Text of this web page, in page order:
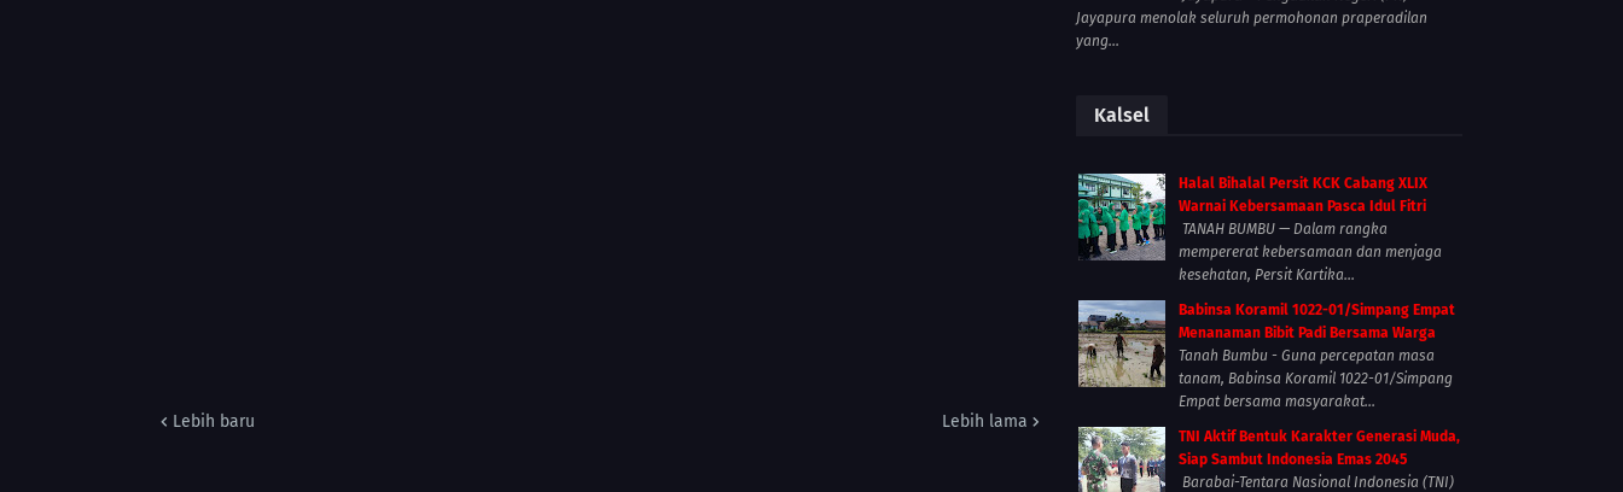
Lebih baru Lebih lama
Jayapura menolak seluruh permohonan praperadilan
yang...
Kalsel
Halal Bihalal Persit KCK Cabang XLIX
Warnai Kebersamaan Pasca Idul Fitri
TANAH BUMBU — Dalam rangka
mempererat kebersamaan dan menjaga
kesehatan, Persit Kartika...
Babinsa Koramil 1022-01/Simpang Empat
Menanaman Bibit Padi Bersama Warga
Tanah Bumbu - Guna percepatan masa
tanam, Babinsa Koramil 1022-01/Simpang
Empat bersama masyarakat...
TNI Aktif Bentuk Karakter Generasi Muda,
Siap Sambut Indonesia Emas 2045
Barabai-Tentara Nasional Indonesia (TNI)